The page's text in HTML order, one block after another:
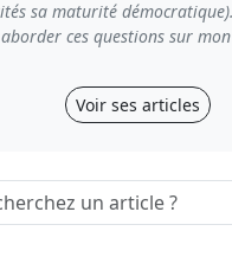
sa maturité
aborder ces questions sur
Voir ses articles